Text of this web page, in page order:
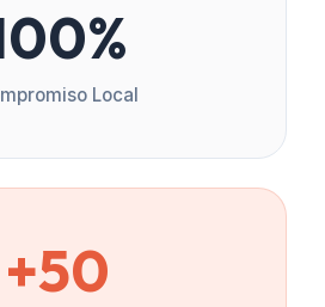
Local
+50